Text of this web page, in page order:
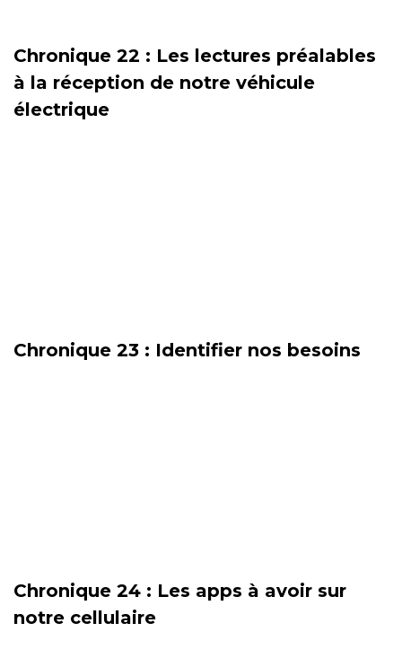
Chronique 22 : Les lectures préalables
à la réception de notre véhicule
électrique
Chronique 23 : Identifier nos besoins
Chronique 24 : Les apps à avoir sur
notre cellulaire